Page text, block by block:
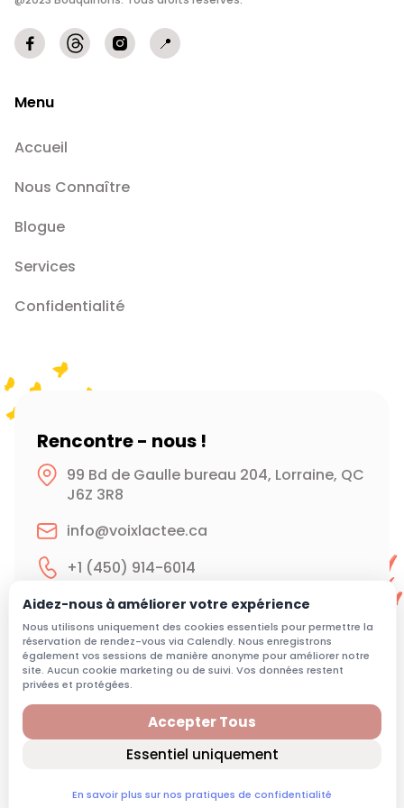
  📍
Menu
Accueil
Nous Connaître
Blogue
Services
Confidentialité
Rencontre - nous !
99 Bd de Gaulle bureau 204, Lorraine, QC
J6Z 3R8
info@voixlactee.ca
+1 (450) 914-6014